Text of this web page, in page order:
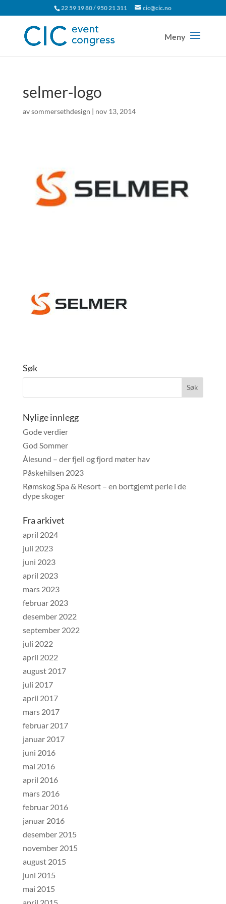
22 59 19 80 / 950 21 311 cic@cic.no
selmer-logo
avsommersethdesign | nov 13, 2014
Søk
Nylige innlegg
Gode verdier
God Sommer
Ålesund – der fjell og fjord møter hav
Påskehilsen 2023
Rømskog Spa & Resort – en bortgjemt perle i de
dype skoger
Fra arkivet
april 2024
juli 2023
juni 2023
april 2023
mars 2023
februar 2023
desember 2022
september 2022
juli 2022
april 2022
august 2017
juli 2017
april 2017
mars 2017
februar 2017
januar 2017
juni 2016
mai 2016
april 2016
mars 2016
februar 2016
januar 2016
desember 2015
november 2015
august 2015
juni 2015
mai 2015